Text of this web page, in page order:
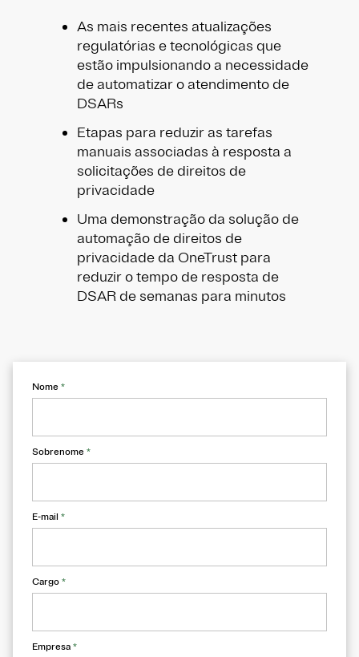
As mais recentes atualizações
regulatórias e tecnológicas que
estão impulsionando a necessidade
de automatizar o atendimento de
DSARs​
Etapas para reduzir as tarefas
manuais associadas à resposta a
solicitações de direitos de
privacidade​
Uma demonstração da solução de
automação de direitos de
privacidade da OneTrust para
reduzir o tempo de resposta de
DSAR de semanas para minutos
Nome *
Sobrenome *
E-mail *
Cargo *
Empresa *